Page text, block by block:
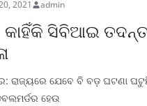
2021 admin
କାହିଁକି ସିବିଆଇ
ରାଜ୍ୟରେ ଯେବେ ବି ବଡ଼ ଘଟଣା ଘଟୁଛି
ହେଉ